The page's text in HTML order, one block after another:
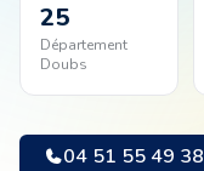
Animal
Pro
25
Département
Doubs
04 51 55 49 38